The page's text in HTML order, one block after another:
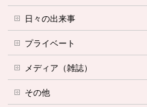
日々の出来事
プライベート
メディア（雑誌）
その他